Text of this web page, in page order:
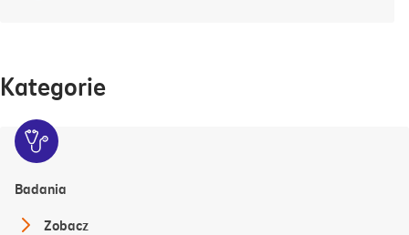
Kategorie
Badania
Zobacz